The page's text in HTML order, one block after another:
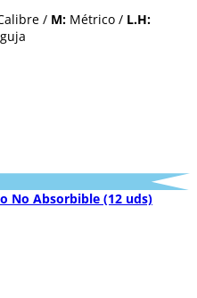
/ M: Métrico / L.H:
No Absorbible (12 uds)